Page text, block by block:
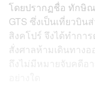
โดยปรากฏชื่อ ทักษิณ
GTS ซึ่งเป็นเที่ยวบิน
สิงคโปร์ จึงได้ทำกา
สั่งศาลห้ามเดินทาง
ถึงไม่มีหมายจับคดีอ